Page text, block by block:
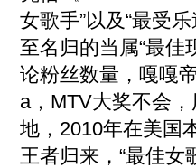
女歌手”以及“最受
至名归的当属“最佳
论粉丝数量，嘎嘎
a，MTV大奖不会
地，2010年在美国
王者归来，“最佳女